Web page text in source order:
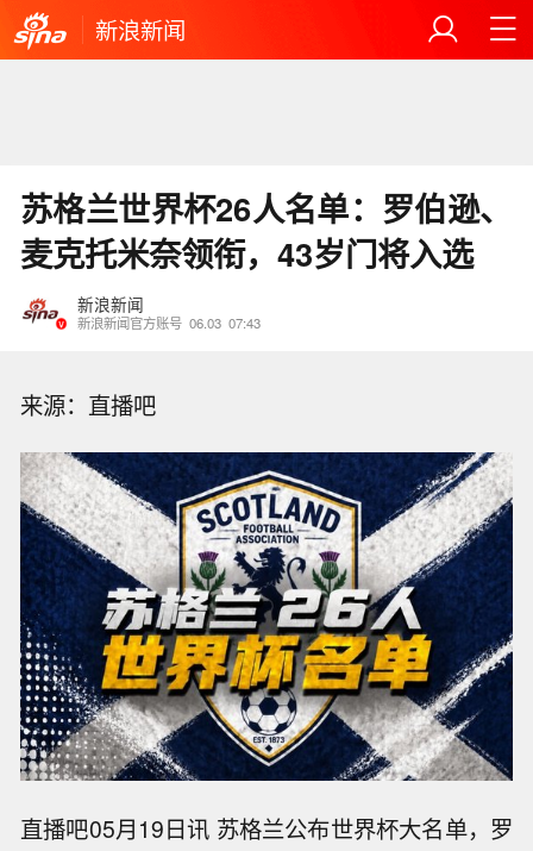
新浪新闻
苏格兰世界杯26人名单：罗伯逊、
麦克托米奈领衔，43岁门将入选
新浪新闻
新浪新闻官方账号 06.03 07:43
来源：直播吧
直播吧05月19日讯 苏格兰公布世界杯大名单，罗